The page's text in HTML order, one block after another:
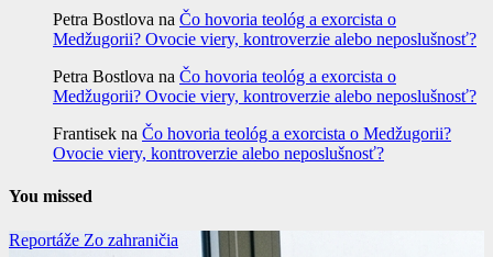
Petra Bostlova na Čo hovoria teológ a exorcista o
Medžugorii? Ovocie viery, kontroverzie alebo neposlušnosť?
Petra Bostlova na Čo hovoria teológ a exorcista o
Medžugorii? Ovocie viery, kontroverzie alebo neposlušnosť?
Frantisek na Čo hovoria teológ a exorcista o Medžugorii?
Ovocie viery, kontroverzie alebo neposlušnosť?
You missed
Reportáže Zo zahraničia